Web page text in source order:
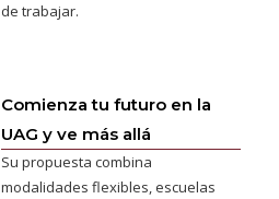
de trabajar.
Comienza tu futuro en la
UAG y ve más allá
Su propuesta combina
modalidades flexibles, escuelas